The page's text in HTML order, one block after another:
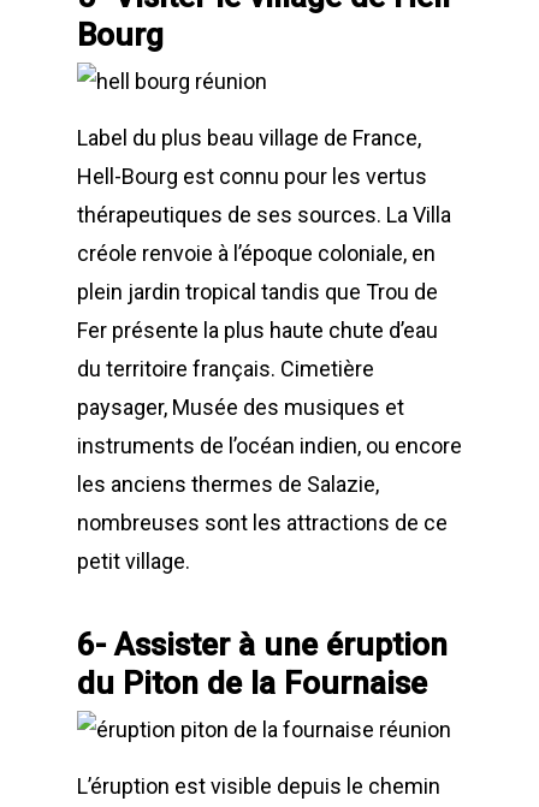
Bourg
Label du plus beau village de France,
Hell-Bourg est connu pour les vertus
thérapeutiques de ses sources. La Villa
créole renvoie à l’époque coloniale, en
plein jardin tropical tandis que Trou de
Fer présente la plus haute chute d’eau
du territoire français. Cimetière
paysager, Musée des musiques et
instruments de l’océan indien, ou encore
les anciens thermes de Salazie,
nombreuses sont les attractions de ce
petit village.
6- Assister à une éruption
du Piton de la Fournaise
L’éruption est visible depuis le chemin